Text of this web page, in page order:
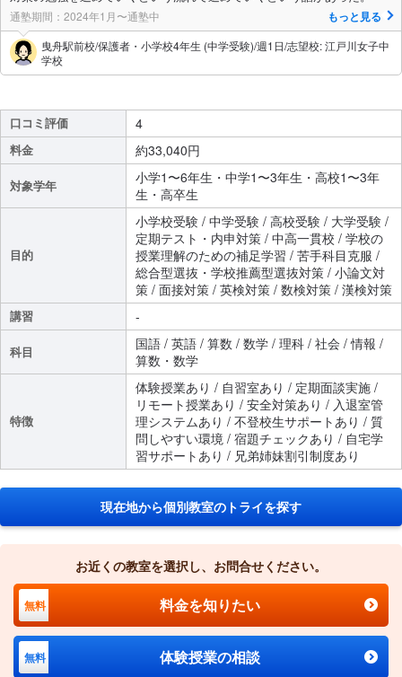
通塾期間：2024年1月〜通塾中 もっと見る
曳舟駅前校/保護者・小学校4年生 (中学受験)/週1日/志望校: 江戸川女子中
学校
口コミ評価 4
料金 約33,040円
対象学年
小学1〜6年生・中学1〜3年生・高校1〜3年
生・高卒生
目的
小学校受験 / 中学受験 / 高校受験 / 大学受験 /
定期テスト・内申対策 / 中高一貫校 / 学校の
授業理解のための補足学習 / 苦手科目克服 /
総合型選抜・学校推薦型選抜対策 / 小論文対
策 / 面接対策 / 英検対策 / 数検対策 / 漢検対策
講習 -
科目
国語 / 英語 / 算数 / 数学 / 理科 / 社会 / 情報 /
算数・数学
特徴
体験授業あり / 自習室あり / 定期面談実施 /
リモート授業あり / 安全対策あり / 入退室管
理システムあり / 不登校生サポートあり / 質
問しやすい環境 / 宿題チェックあり / 自宅学
習サポートあり / 兄弟姉妹割引制度あり
現在地から個別教室のトライを探す
お近くの教室を選択し、お問合せください。
無料 料金を知りたい
無料 体験授業の相談